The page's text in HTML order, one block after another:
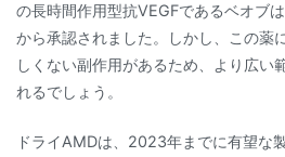
の長時間作用型抗VEGFであるベオブ
から承認されました。しかし、この薬
しくない副作用があるため、より広い
れるでしょう。
ドライAMDは、2023年までに有望な